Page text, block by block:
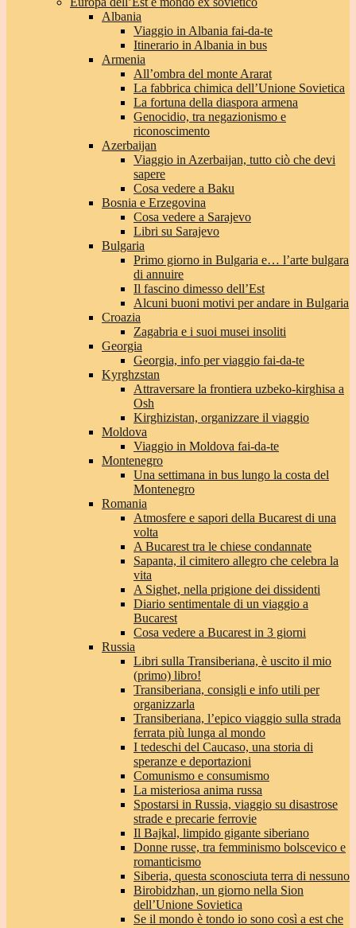
Albania
Viaggio in Albania fai-da-te
Itinerario in Albania in bus
Armenia
All’ombra del monte Ararat
La fabbrica chimica dell’Unione Sovietica
La fortuna della diaspora armena
Genocidio, tra negazionismo e
riconoscimento
Azerbaijan
Viaggio in Azerbaijan, tutto ciò che devi
sapere
Cosa vedere a Baku
Bosnia e Erzegovina
Cosa vedere a Sarajevo
Libri su Sarajevo
Bulgaria
Primo giorno in Bulgaria e… l’arte bulgara
di annuire
Il fascino dimesso dell’Est
Alcuni buoni motivi per andare in Bulgaria
Croazia
Zagabria e i suoi musei insoliti
Georgia
Georgia, info per viaggio fai-da-te
Kyrghzstan
Attraversare la frontiera uzbeko-kirghisa a
Osh
Kirghizistan, organizzare il viaggio
Moldova
Viaggio in Moldova fai-da-te
Montenegro
Una settimana in bus lungo la costa del
Montenegro
Romania
Atmosfere e sapori della Bucarest di una
volta
A Bucarest tra le chiese condannate
Sapanta, il cimitero allegro che celebra la
vita
A Sighet, nella prigione dei dissidenti
Diario sentimentale di un viaggio a
Bucarest
Cosa vedere a Bucarest in 3 giorni
Russia
Libri sulla Transiberiana, è uscito il mio
(primo) libro!
Transiberiana, consigli e info utili per
organizzarla
Transiberiana, l’epico viaggio sulla strada
ferrata più lunga al mondo
I tedeschi del Caucaso, una storia di
speranze e deportazioni
Comunismo e consumismo
La misteriosa anima russa
Spostarsi in Russia, viaggio su disastrose
strade e precarie ferrovie
Il Bajkal, limpido gigante siberiano
Donne russe, tra femminismo bolscevico e
romanticismo
Siberia, questa sconosciuta terra di nessuno
Birobidzhan, un giorno nella Sion
dell’Unione Sovietica
Se il mondo è tondo io sono così a est che